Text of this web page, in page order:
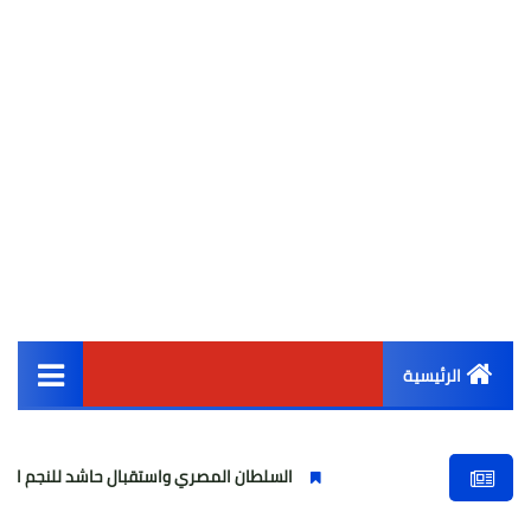
الرئيسية
أخبار مصر
السلطان المصري واستقبال حاشد للنجم المصري